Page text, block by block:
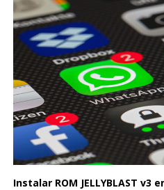
Instalar ROM JELLYBLAST v3